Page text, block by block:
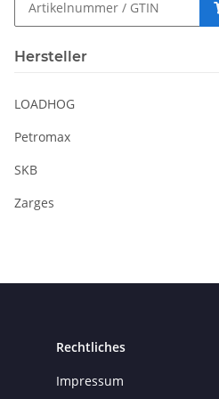
Hersteller
LOADHOG
Petromax
SKB
Zarges
Rechtliches
Impressum